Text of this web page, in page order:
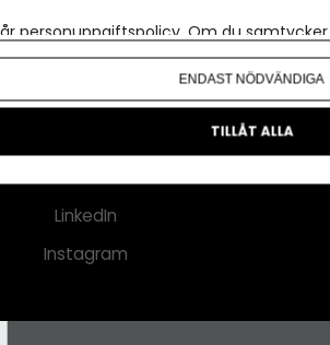
Kontakt
Om oss
Nyhetsbrev
LinkedIn
Instagram
personuppgiftspolicy. Om du
ditt val i efterhand hittar du den
ENDAST NÖDVÄNDIGA
TILLÅT ALLA